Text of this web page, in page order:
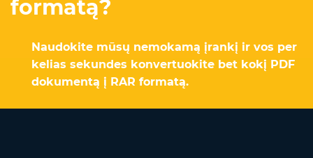
formatą?
Naudokite mūsų nemokamą įrankį ir vos per
kelias sekundes konvertuokite bet kokį PDF
dokumentą į RAR formatą.